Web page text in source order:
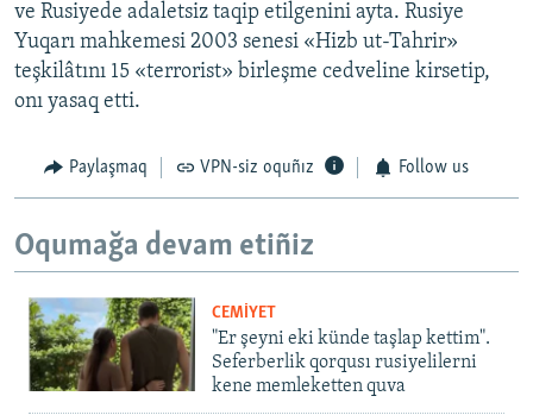
ve Rusiyede adaletsiz taqip etilgenini ayta. Rusiye
Yuqarı mahkemesi 2003 senesi «Hizb ut-Tahrir»
teşkilâtını 15 «terrorist» birleşme cedveline kirsetip,
onı yasaq etti.
Paylaşmaq VPN-siz oquñız Follow us
Oqumağa devam etiñiz
CEMİYET
"Er şeyni eki künde taşlap kettim".
Seferberlik qorqusı rusiyelilerni
kene memleketten quva